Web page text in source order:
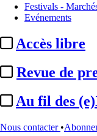
Festivals -
Evénements
Accès libre
Revue de
Au fil des
Nous contacter •
Le fil actu
02/08
02/08
Satellifacts : pause d'été
02/08